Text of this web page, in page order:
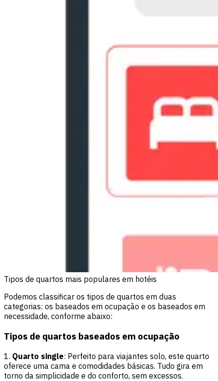
Tipos de quartos mais populares em hotéis
Podemos classificar os tipos de quartos em duas
categorias: os baseados em ocupação e os baseados em
necessidade, conforme abaixo:
Tipos de quartos baseados em ocupação
1. Quarto single: Perfeito para viajantes solo, este quarto
oferece uma cama e comodidades básicas. Tudo gira em
torno da simplicidade e do conforto, sem excessos.